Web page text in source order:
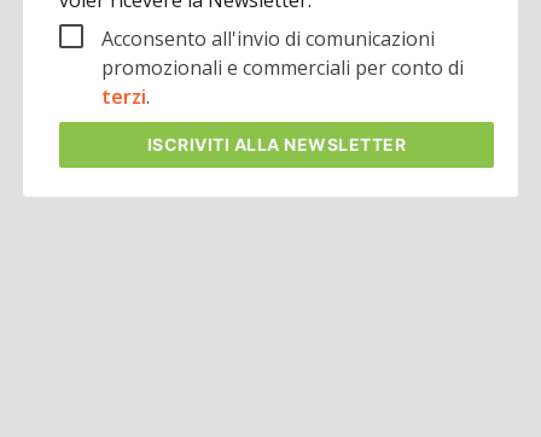
Acconsento all'invio di comunicazioni
promozionali e commerciali per conto di
terzi.
ISCRIVITI ALLA NEWSLETTER